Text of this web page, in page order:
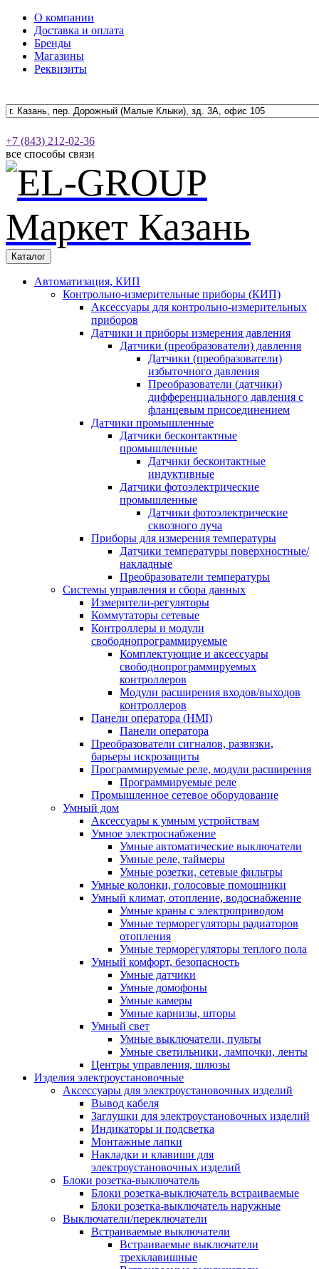
О компании
Доставка и оплата
Бренды
Магазины
Реквизиты
+7 (843) 212-02-36
все способы связи
Каталог
Автоматизация, КИП
Контрольно-измерительные приборы (КИП)
Аксессуары для контрольно-измерительных
приборов
Датчики и приборы измерения давления
Датчики (преобразователи) давления
Датчики (преобразователи)
избыточного давления
Преобразователи (датчики)
дифференциального давления с
фланцевым присоединением
Датчики промышленные
Датчики бесконтактные
промышленные
Датчики бесконтактные
индуктивные
Датчики фотоэлектрические
промышленные
Датчики фотоэлектрические
сквозного луча
Приборы для измерения температуры
Датчики температуры поверхностные/
накладные
Преобразователи температуры
Системы управления и сбора данных
Измерители-регуляторы
Коммутаторы сетевые
Контроллеры и модули
свободнопрограммируемые
Комплектующие и аксессуары
свободнопрограммируемых
контроллеров
Модули расширения входов/выходов
контроллеров
Панели оператора (HMI)
Панели оператора
Преобразователи сигналов, развязки,
барьеры искрозащиты
Программируемые реле, модули расширения
Программируемые реле
Промышленное сетевое оборудование
Умный дом
Аксессуары к умным устройствам
Умное электроснабжение
Умные автоматические выключатели
Умные реле, таймеры
Умные розетки, сетевые фильтры
Умные колонки, голосовые помощники
Умный климат, отопление, водоснабжение
Умные краны с электроприводом
Умные терморегуляторы радиаторов
отопления
Умные терморегуляторы теплого пола
Умный комфорт, безопасность
Умные датчики
Умные домофоны
Умные камеры
Умные карнизы, шторы
Умный свет
Умные выключатели, пульты
Умные светильники, лампочки, ленты
Центры управления, шлюзы
Изделия электроустановочные
Аксессуары для электроустановочных изделий
Вывод кабеля
Заглушки для электроустановочных изделий
Индикаторы и подсветка
Монтажные лапки
Накладки и клавиши для
электроустановочных изделий
Блоки розетка-выключатель
Блоки розетка-выключатель встраиваемые
Блоки розетка-выключатель наружные
Выключатели/переключатели
Встраиваемые выключатели
Встраиваемые выключатели
трехклавишные